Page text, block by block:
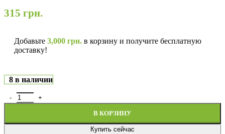
315 грн.
Добавьте 3,000 грн. в корзину и получите бесплатную
доставку!
8 в наличии
В КОРЗИНУ
Купить сейчас